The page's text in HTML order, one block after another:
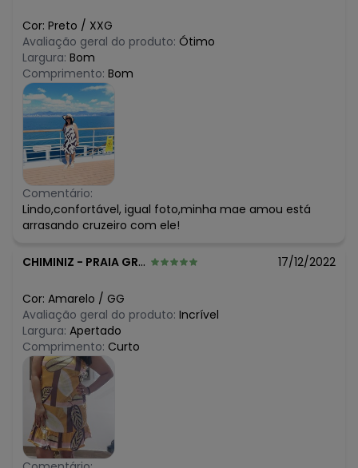
Cor: Preto / XXG
Avaliação geral do produto: Ótimo
Largura: Bom
Comprimento: Bom
Comentário:
Lindo,confortável, igual foto,minha mae amou está
arrasando cruzeiro com ele!
CHIMINIZ - PRAIA GRANDE - SP 17/12/2022
Cor: Amarelo / GG
Avaliação geral do produto: Incrível
Largura: Apertado
Comprimento: Curto